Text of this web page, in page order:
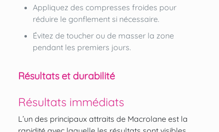
Appliquez des compresses froides pour
réduire le gonflement si nécessaire.
Évitez de toucher ou de masser la zone
pendant les premiers jours.
Résultats et durabilité
Résultats immédiats
L’un des principaux attraits de Macrolane est la